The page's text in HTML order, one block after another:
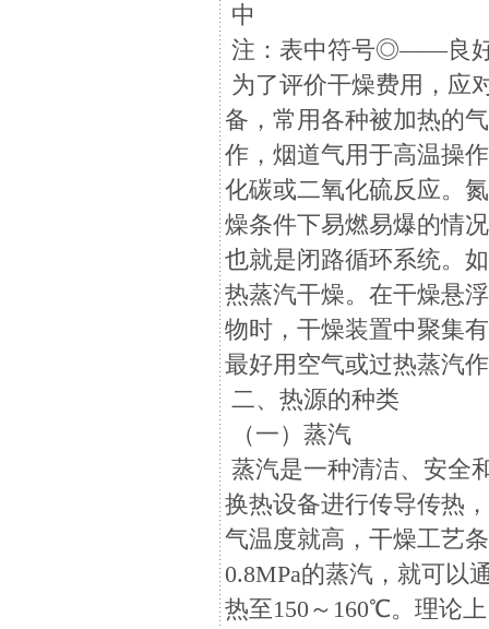
中
注：表中符号◎——
为了评价干燥费用，应
备，常用各种被加热的
作，烟道气用于高温操
化碳或二氧化硫反应。
燥条件下易燃易爆的情
也就是闭路循环系统。
热蒸汽干燥。在干燥悬
物时，干燥装置中聚集
最好用空气或过热蒸汽
二、热源的种类
（一）蒸汽
蒸汽是一种清洁、安全
换热设备进行传导传热
气温度就高，干燥工艺
0.8MPa的蒸汽，就可以
热至150～160℃。理论